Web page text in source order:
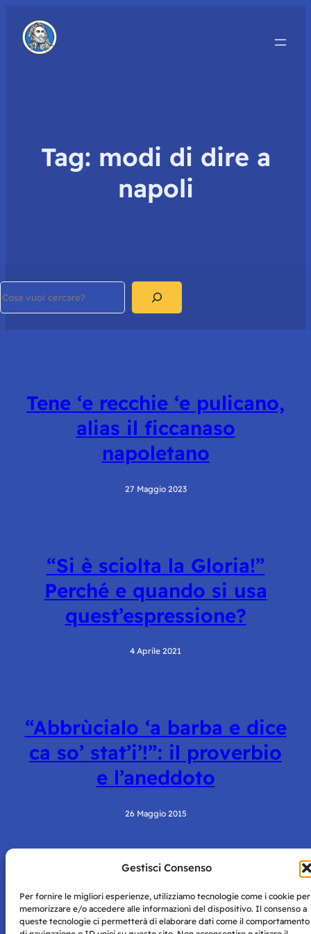
Gestisci Consenso
Per fornire le migliori esperienze, utilizziamo tecnologie come i cookie per
memorizzare e/o accedere alle informazioni del dispositivo. Il consenso a
queste tecnologie ci permetterà di elaborare dati come il comportamento
Tag: modi di dire a
napoli
Tene ‘e recchie ‘e pulicano,
alias il ficcanaso
napoletano
27 Maggio 2023
“Si è sciolta la Gloria!”
Perché e quando si usa
quest’espressione?
4 Aprile 2021
“Abbrùcialo ‘a barba e dice
ca so’ stat’i’!”: il proverbio
e l’aneddoto
26 Maggio 2015